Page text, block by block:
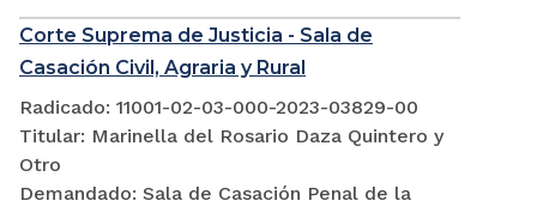
Corte Suprema de Justicia - Sala de
Casación Civil, Agraria y Rural
Radicado: 11001-02-03-000-2023-03829-00
Titular: Marinella del Rosario Daza Quintero y
Otro
Demandado: Sala de Casación Penal de la